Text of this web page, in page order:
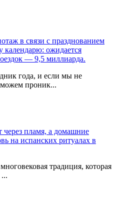
в связи с празднованием
календарю: ожидается
— 9,5 миллиарда.
года, и если мы не
проник...
пламя, а домашние
на испанских ритуалах в
традиция, которая